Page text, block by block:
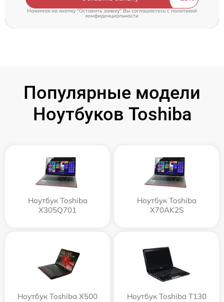
Нажимая на кнопку "Оставить заявку" Вы соглашаетесь c политикой
конфиденциальности
Популярные модели
Ноутбуков Toshiba
Ноутбук Toshiba
X305Q701
Ноутбук Toshiba
X70AK2S
Ноутбук Toshiba X500 Ноутбук Toshiba T130